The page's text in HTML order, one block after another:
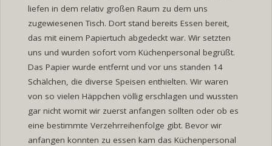
liefen in dem relativ großen Raum zu dem uns
zugewiesenen Tisch. Dort stand bereits Essen bereit,
das mit einem Papiertuch abgedeckt war. Wir setzten
uns und wurden sofort vom Küchenpersonal begrüßt.
Das Papier wurde entfernt und vor uns standen 14
Schälchen, die diverse Speisen enthielten. Wir waren
von so vielen Häppchen völlig erschlagen und wussten
gar nicht womit wir zuerst anfangen sollten oder ob es
eine bestimmte Verzehrreihenfolge gibt. Bevor wir
anfangen konnten zu essen kam das Küchenpersonal